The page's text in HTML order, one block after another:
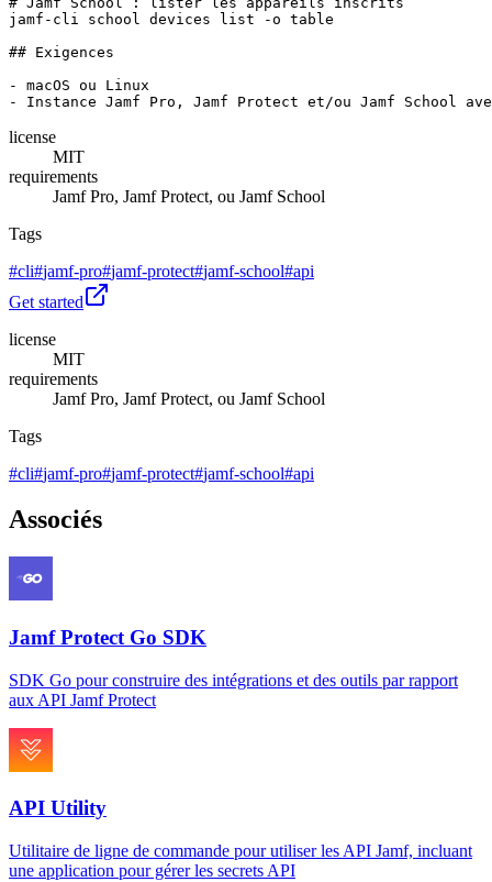
jamf-cli school devices list -o table
## Exigences
- macOS ou Linux
license
MIT
requirements
Jamf Pro, Jamf Protect, ou Jamf School
Tags
#cli#jamf-pro#jamf-protect#jamf-school#api
Get started
license
MIT
requirements
Jamf Pro, Jamf Protect, ou Jamf School
Tags
#cli#jamf-pro#jamf-protect#jamf-school#api
Associés
Jamf Protect Go SDK
SDK Go pour construire des intégrations et des outils par rapport
aux API Jamf Protect
API Utility
Utilitaire de ligne de commande pour utiliser les API Jamf, incluant
une application pour gérer les secrets API